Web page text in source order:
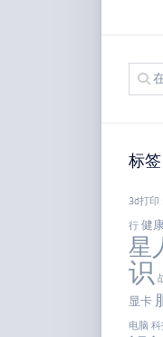
标签
3d打印
行 健康
星
识
显卡
电脑 科